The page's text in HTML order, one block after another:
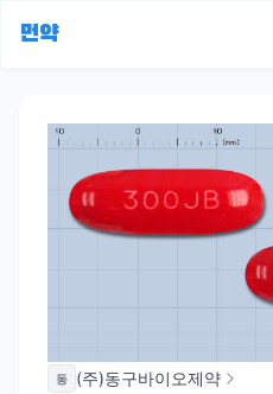
먼약
동 (주)동구바이오제약